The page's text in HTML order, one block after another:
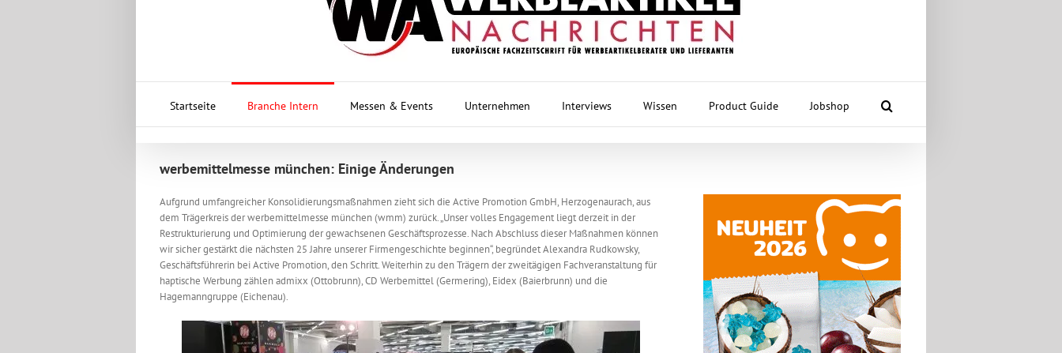
Startseite Branche Intern Messen & Events Unternehmen Interviews Wissen Product Guide Jobshop
werbemittelmesse münchen: Einige Änderungen
Aufgrund umfangreicher Konsolidierungsmaßnahmen zieht sich die Active Promotion GmbH, Herzogenaurach, aus
dem Trägerkreis der werbemittelmesse münchen (wmm) zurück. „Unser volles Engagement liegt derzeit in der
Restrukturierung und Optimierung der gewachsenen Geschäftsprozesse. Nach Abschluss dieser Maßnahmen können
wir sicher gestärkt die nächsten 25 Jahre unserer Firmengeschichte beginnen“, begründet Alexandra Rudkowsky,
Geschäftsführerin bei Active Promotion, den Schritt. Weiterhin zu den Trägern der zweitägigen Fachveranstaltung für
haptische Werbung zählen admixx (Ottobrunn), CD Werbemittel (Germering), Eidex (Baierbrunn) und die
Hagemanngruppe (Eichenau).